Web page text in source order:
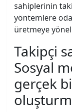
sahiplerinin
yöntemlere
üretmeye
Takipçi
Sosyal
gerçek